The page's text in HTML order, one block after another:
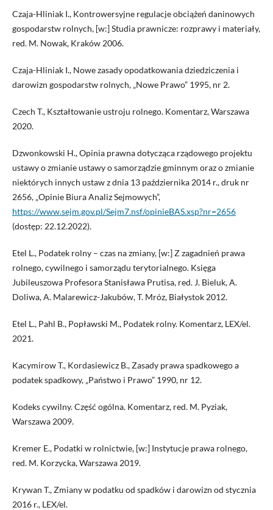
Czaja-Hliniak I., Kontrowersyjne regulacje obciążeń daninowych
gospodarstw rolnych, [w:] Studia prawnicze: rozprawy i materiały,
red. M. Nowak, Kraków 2006.
Czaja-Hliniak I., Nowe zasady opodatkowania dziedziczenia i
darowizn gospodarstw rolnych, „Nowe Prawo” 1995, nr 2.
Czech T., Kształtowanie ustroju rolnego. Komentarz, Warszawa
2020.
Dzwonkowski H., Opinia prawna dotycząca rządowego projektu
ustawy o zmianie ustawy o samorządzie gminnym oraz o zmianie
niektórych innych ustaw z dnia 13 października 2014 r., druk nr
2656, „Opinie Biura Analiz Sejmowych”,
https://www.sejm.gov.pl/Sejm7.nsf/opinieBAS.xsp?nr=2656
(dostęp: 22.12.2022).
Etel L., Podatek rolny – czas na zmiany, [w:] Z zagadnień prawa
rolnego, cywilnego i samorządu terytorialnego. Księga
Jubileuszowa Profesora Stanisława Prutisa, red. J. Bieluk, A.
Doliwa, A. Malarewicz-Jakubów, T. Mróz, Białystok 2012.
Etel L., Pahl B., Popławski M., Podatek rolny. Komentarz, LEX/el.
2021.
Kacymirow T., Kordasiewicz B., Zasady prawa spadkowego a
podatek spadkowy, „Państwo i Prawo” 1990, nr 12.
Kodeks cywilny. Część ogólna. Komentarz, red. M. Pyziak,
Warszawa 2009.
Kremer E., Podatki w rolnictwie, [w:] Instytucje prawa rolnego,
red. M. Korzycka, Warszawa 2019.
Krywan T., Zmiany w podatku od spadków i darowizn od stycznia
2016 r., LEX/el.